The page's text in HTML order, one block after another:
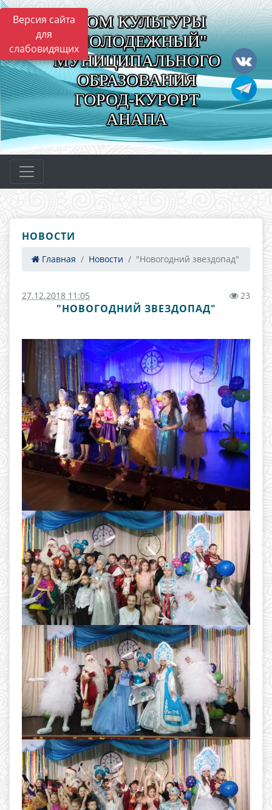
Версия сайта
для
слабовидящих
"ДОМ КУЛЬТУРЫ
"МОЛОДЕЖНЫЙ"
МУНИЦИПАЛЬНОГО
ОБРАЗОВАНИЯ
ГОРОД-КУРОРТ
АНАПА
НОВОСТИ
Главная Новости "Новогодний звездопад"
27.12.2018 11:05 23
"НОВОГОДНИЙ ЗВЕЗДОПАД"